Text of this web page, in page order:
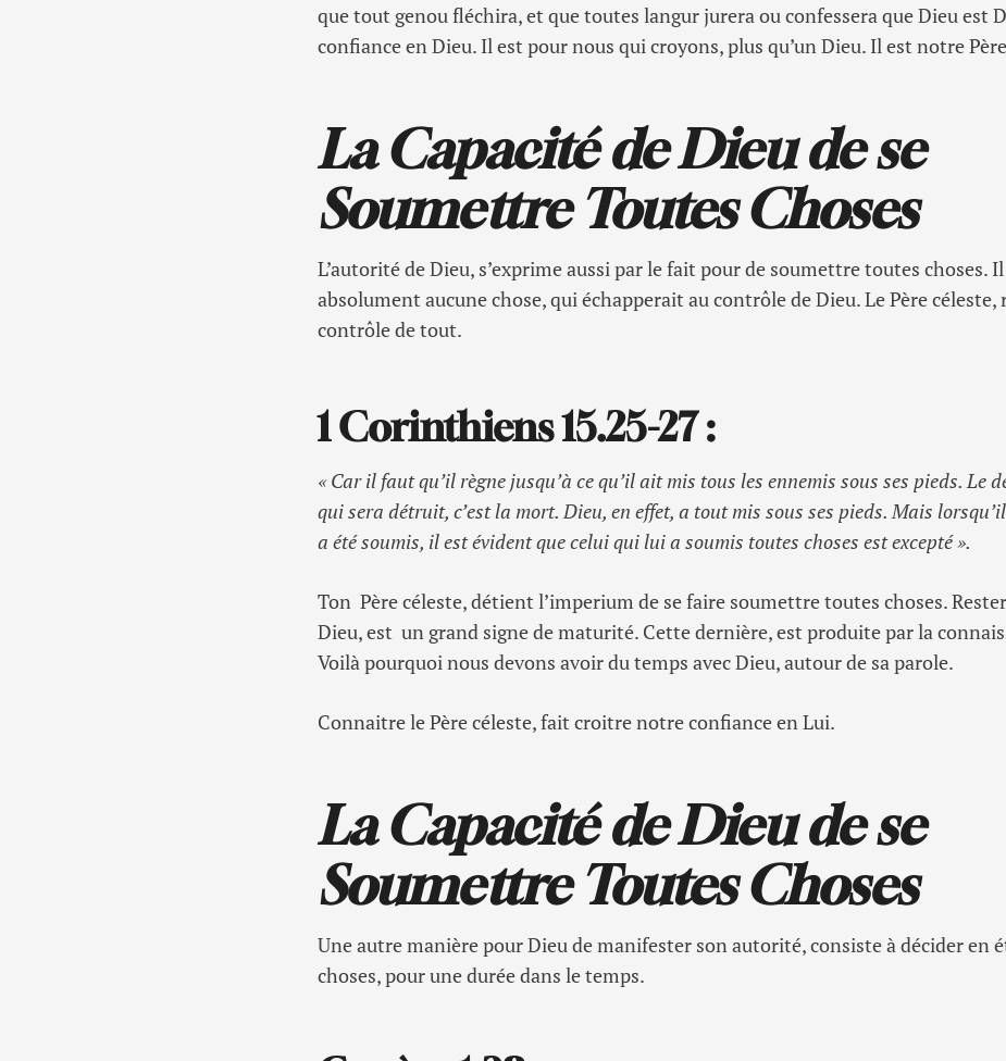
que tout genou fléchira, et que toutes langur jurera ou confessera que Dieu est
confiance en Dieu. Il est pour nous qui croyons, plus qu’un Dieu. Il est notre
La Capacité de Dieu de se
Soumettre Toutes Choses
L’autorité de Dieu, s’exprime aussi par le fait pour de soumettre toutes choses. Il
absolument aucune chose, qui échapperait au contrôle de Dieu. Le Père céleste,
contrôle de tout.
1 Corinthiens 15.25-27:
« Car il faut qu’il règne jusqu’à ce qu’il ait mis tous les ennemis sous ses pieds. Le
qui sera détruit, c’est la mort. Dieu, en effet, a tout mis sous ses pieds. Mais
a été soumis, il est évident que celui qui lui a soumis toutes choses est excepté ».
Ton Père céleste, détient l’imperium de se faire soumettre toutes choses.
Dieu, est un grand signe de maturité. Cette dernière, est produite par la
Voilà pourquoi nous devons avoir du temps avec Dieu, autour de sa parole.
Connaitre le Père céleste, fait croitre notre confiance en Lui.
La Capacité de Dieu de se
Soumettre Toutes Choses
Une autre manière pour Dieu de manifester son autorité, consiste à décider en
choses, pour une durée dans le temps.